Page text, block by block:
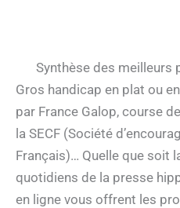
Synthèse des meilleurs
Gros handicap en plat ou
par France Galop, course
la SECF (Société
Français)… Quelle que soit
quotidiens de la presse
en ligne vous offrent les